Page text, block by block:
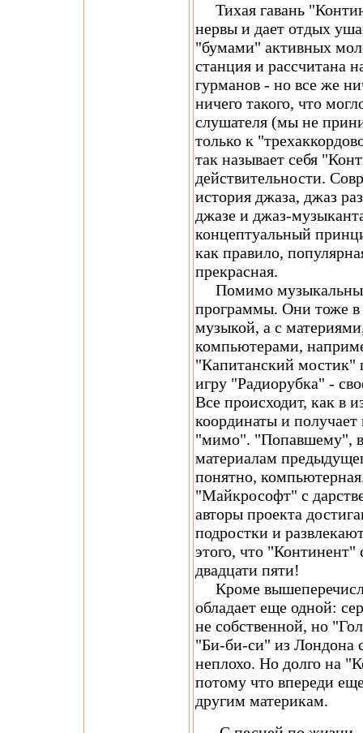
Тихая гавань
нервы и дает отдых
"бумами" активных
станция и рассчитана
гурманов - но все же
ничего такого, что
слушателя (мы не
только к
так называет себя
действительности.
история джаза, джаз
джазе и джаз-
концептуальный
как правило,
прекрасная.
Помимо
программы. Они тоже в
музыкой, а с
компьютерами,
"Капитанский мостик"
игру "Радиорубка" -
Все происходит, как в
координаты и
"мимо". "Попавшему",
материалам
понятно,
"Майкрософт" с
авторы проекта
подростки и
этого, что
двадцати пяти!
Кроме
обладает еще одной:
не собственной, но
"Би-би-си" из Лондона
неплохо. Но долго на
потому что впереди
другим материкам.